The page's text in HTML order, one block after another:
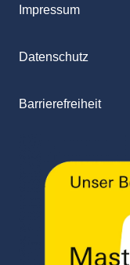
Impressum
Datenschutz
Barrierefreiheit